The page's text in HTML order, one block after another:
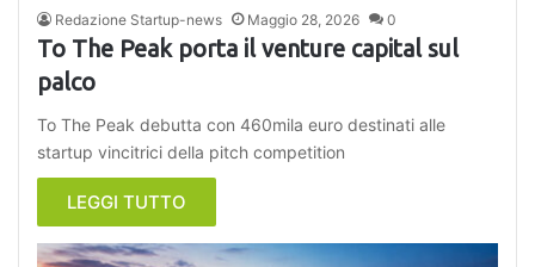
Redazione Startup-news Maggio 28, 2026 0
To The Peak porta il venture capital sul
palco
To The Peak debutta con 460mila euro destinati alle
startup vincitrici della pitch competition
LEGGI TUTTO